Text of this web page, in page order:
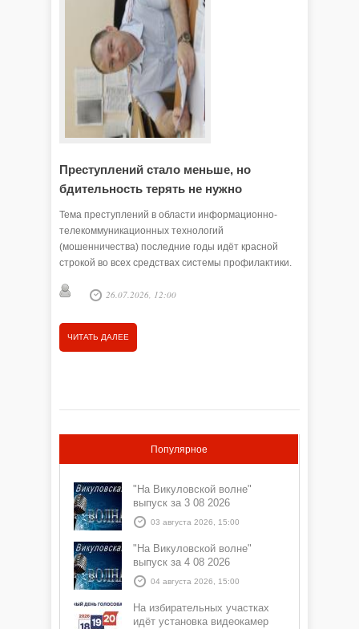
Преступлений стало меньше, но
бдительность терять не нужно
Тема преступлений в области информационно-
телекоммуникационных технологий
(мошенничества) последние годы идёт красной
строкой во всех средствах системы профилактики.
становятся обманутыми и легко расстаются со
доверчивость. Сегодня наша беседа с начальником
ОП № 2 (дислокация с. Викулово) МО МВД России
Викуловского округа?
26.07.2026, 12:00
ЧИТАТЬ ДАЛЕЕ
Популярное
"На Викуловской волне"
выпуск за 3 08 2026
03 августа 2026, 15:00
"На Викуловской волне"
выпуск за 4 08 2026
04 августа 2026, 15:00
На избирательных участках
идёт установка видеокамер